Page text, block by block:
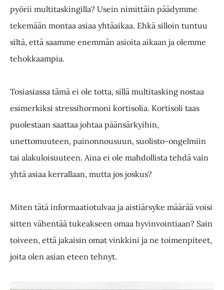
pyörii multitaskingilla? Usein nimittäin päädymme
tekemään montaa asiaa yhtäaikaa. Ehkä silloin tuntuu
siltä, että saamme enemmän asioita aikaan ja olemme
tehokkaampia.
Tosiasiassa tämä ei ole totta, sillä multitasking nostaa
esimerkiksi stressihormoni kortisolia. Kortisoli taas
puolestaan saattaa johtaa päänsärkyihin,
unettomuuteen, painonnousuun, suolisto-ongelmiin
tai alakuloisuuteen. Aina ei ole mahdollista tehdä vain
yhtä asiaa kerrallaan, mutta jos joskus?
Miten tätä informaatiotulvaa ja aistiärsyke määrää voisi
sitten vähentää tukeakseen omaa hyvinvointiaan? Sain
toiveen, että jakaisin omat vinkkini ja ne toimenpiteet,
joita olen asian eteen tehnyt.